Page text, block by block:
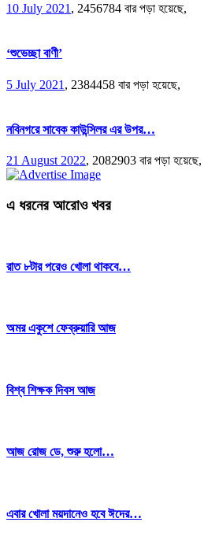
10 July 2021 , 2456784 বার পড়া হয়েছে,
‘শুভেচ্ছা বাণী’
5 July 2021 , 2384458 বার পড়া হয়েছে,
নবিনগরে সাবেক কাউন্সিলর এর উপর…
21 August 2022, 2082903 বার পড়া হয়েছে,
এ ধরনের আরোও খবর
রাত ৮টার পরেও খোলা থাকবে…
অমর একুশে ফেব্রুয়ারি আজ
বিশ্ব শিক্ষক দিবস আজ
আজ রোজ ডে, শুরু হলো…
এবার খোলা ময়দানেও হবে ঈদের…